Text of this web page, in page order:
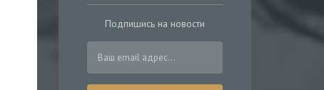
Подпишись на новости